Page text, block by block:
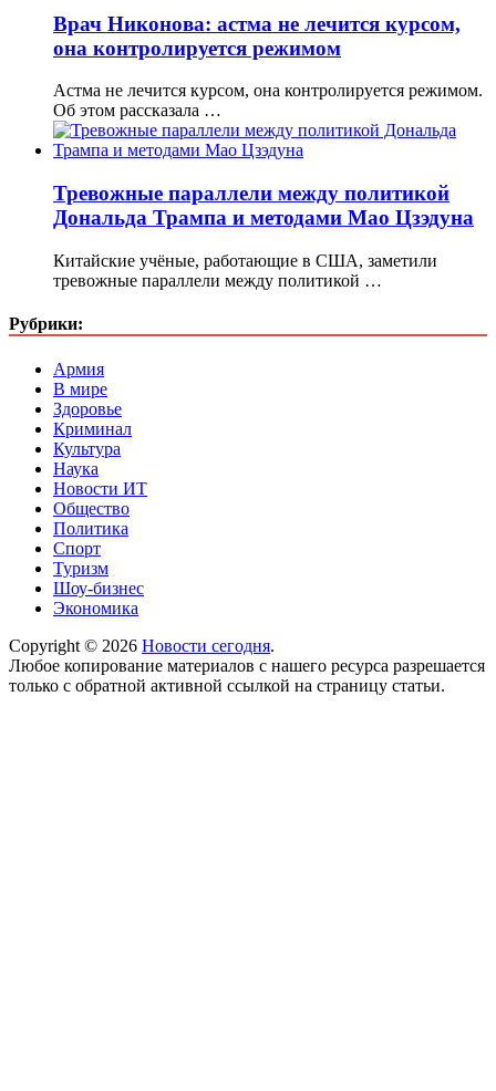
Врач Никонова: астма не лечится курсом,
она контролируется режимом
Астма не лечится курсом, она контролируется режимом.
Об этом рассказала …
Тревожные параллели между политикой
Дональда Трампа и методами Мао Цзэдуна
Китайские учёные, работающие в США, заметили
тревожные параллели между политикой …
Рубрики:
Армия
В мире
Здоровье
Криминал
Культура
Наука
Новости ИТ
Общество
Политика
Спорт
Туризм
Шоу-бизнес
Экономика
Copyright © 2026 Новости сегодня.
Любое копирование материалов с нашего ресурса разрешается
только с обратной активной ссылкой на страницу статьи.